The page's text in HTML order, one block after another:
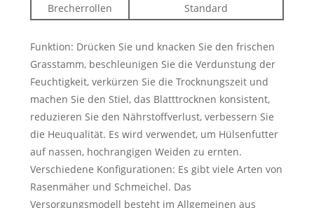
Brecherrollen
Standard
Funktion: Drücken Sie und knacken Sie den frischen
Grasstamm, beschleunigen Sie die Verdunstung der
Feuchtigkeit, verkürzen Sie die Trocknungszeit und
machen Sie den Stiel, das Blatttrocknen konsistent,
reduzieren Sie den Nährstoffverlust, verbessern Sie
die Heuqualität. Es wird verwendet, um Hülsenfutter
auf nassen, hochrangigen Weiden zu ernten.
Verschiedene Konfigurationen: Es gibt viele Arten von
Rasenmäher und Schmeichel. Das
Versorgungsmodell besteht im Allgemeinen aus